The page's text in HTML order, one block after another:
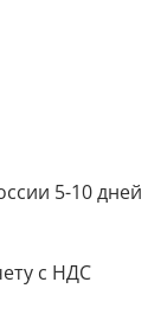
5-10 дней
с НДС